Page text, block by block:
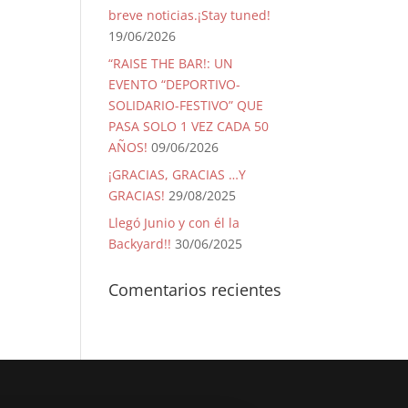
breve noticias.¡Stay tuned!
19/06/2026
“RAISE THE BAR!: UN
EVENTO “DEPORTIVO-
SOLIDARIO-FESTIVO” QUE
PASA SOLO 1 VEZ CADA 50
AÑOS! 09/06/2026
¡GRACIAS, GRACIAS …Y
GRACIAS! 29/08/2025
Llegó Junio y con él la
Backyard!! 30/06/2025
Comentarios recientes